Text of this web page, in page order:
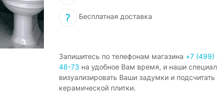
Бесплатная доставка
Запишитесь по телефонам магазина +7 (499)
48-73 на удобное Вам время, и наши
визуализировать Ваши задумки и
керамической плитки.